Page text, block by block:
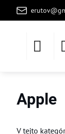
Apple
V tejto